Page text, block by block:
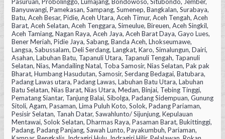
Banyuwangi, Pamekasan, Sampang, Sumenep, Bangkalan, Surabaya,
Batu, Aceh Besar, Pidie, Aceh Utara, Aceh Timur, Aceh Tengah, Aceh
Barat, Aceh Selatan, Aceh Tenggara, Simeulue, Bireuen, Aceh Singkil,
Aceh Tamiang, Nagan Raya, Aceh Jaya, Aceh Barat Daya, Gayo Lues,
Bener Meriah, Pidie Jaya, Sabang, Banda Aceh, Lhokseumawe,
Langsa, Sabussalam, Deli Serdang, Langkat, Karo, Simalungun, Dairi,
Asahan, Labuhan Batu, Tapanuli Utara, Tapanuli Tengah, Tapanuli
Selatan, Nias, Mandailing Natal, Toba Samosir, Nias Selatan, Pak pak
Bharat, Humbang Hasudutan, Samosir, Serdang Bedagai, Batubara,
Padang Lawas utara, Padang Lawas, Labuhan Batu Utara, Labuhan
Batu Selatan, Nias Barat, Nias Utara, Medan, Binjai, Tebing Tinggi,
Pematang Siantar, Tanjung Balai, Sibolga, Padang Sidempuan, Gunung
Sitoli, Agam, Pasaman, Lima Puluh Koto, Solok, Padang Pariaman,
Pesisir Selatan, Tanah Datar, Sawahlunto/ Sijunjung, Kepulauan
Mentawai, Solok Selatan, Dharmas Raya, Pasaman Barat, Bukittinggi,
Padang, Padang Panjang, Sawah Lunto, Payakumbuh, Pariaman,